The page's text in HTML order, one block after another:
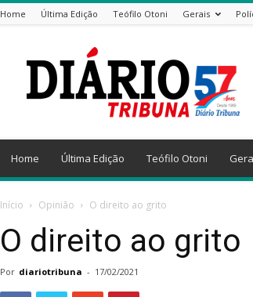
Home Última Edição Teófilo Otoni Gerais
Tribuna
Home Última Edição Teófilo Otoni
Início Opinião O direito ao grito
O direito ao grito
Por diariotribuna - 17/02/2021